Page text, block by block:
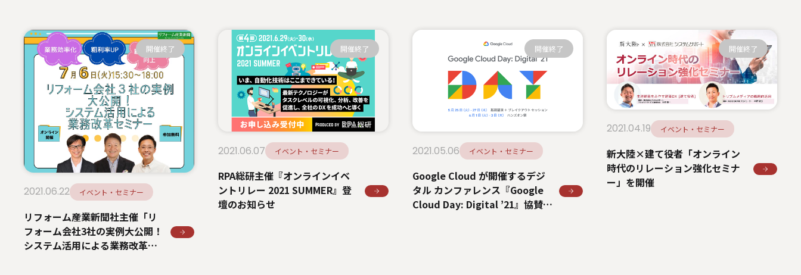
2021.06.22 イベント・セミナー
リフォーム産業新聞社主催「リ
フォーム会社3社の実例大公開！
システム活用による業務改革セ
開催終了
2021.06.07 イベント・セミナー
RPA総研主催『オンラインイベ
ントリレー 2021 SUMMER』登
壇のお知らせ
開催終了
2021.05.06 イベント・セミナー
Google Cloud が開催するデジ
タル カンファレンス『Google
Cloud Day: Digital ’21』協賛お
開催終了
2021.04.19 イベント・セミナー
新大陸×建て役者「オンライン
時代のリレーション強化セミナ
ー」を開催
開催終了